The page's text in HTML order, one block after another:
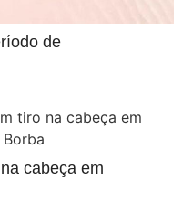
de
cabeça em